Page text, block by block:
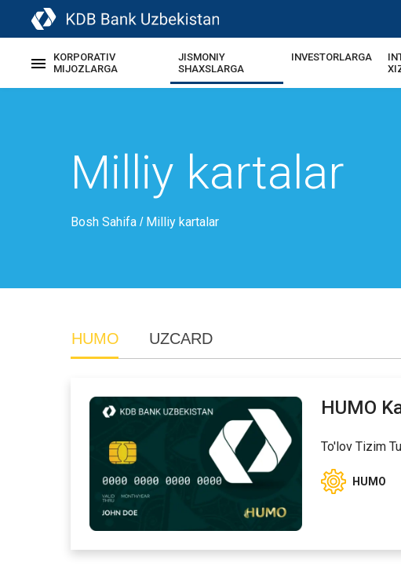
KORPORATIV
MIJOZLARGA
JISMONIY
SHAXSLARGA
INVESTORLARGA
Milliy kartalar
Bosh Sahifa / Milliy kartalar
HUMO UZCARD
HUMO
To'lov Tizim
HUMO